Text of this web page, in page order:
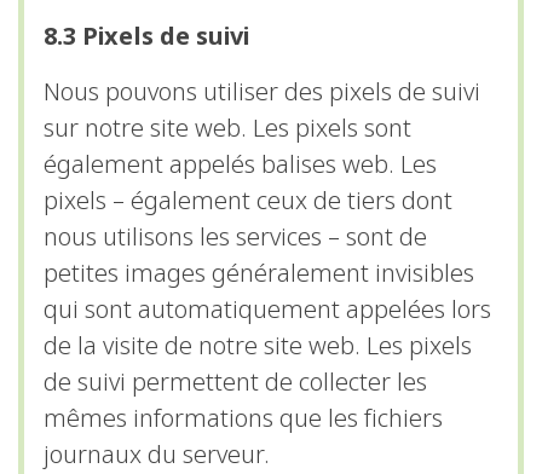
8.3 Pixels de suivi
Nous pouvons utiliser des pixels de suivi
sur notre site web. Les pixels sont
également appelés balises web. Les
pixels – également ceux de tiers dont
nous utilisons les services – sont de
petites images généralement invisibles
qui sont automatiquement appelées lors
de la visite de notre site web. Les pixels
de suivi permettent de collecter les
mêmes informations que les fichiers
journaux du serveur.